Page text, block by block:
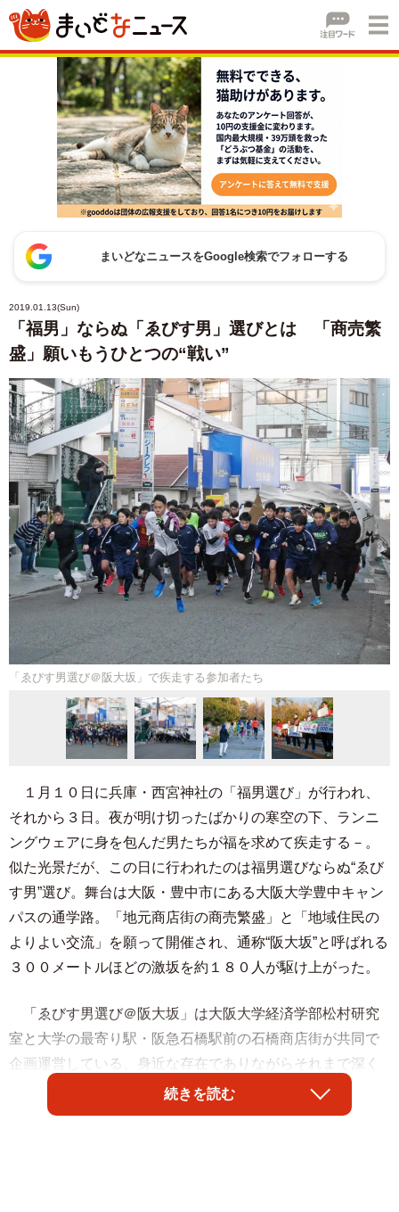
まいどなニュースをGoogle検索でフォローする
2019.01.13(Sun)
「福男」ならぬ「ゑびす男」選びとは 「商売繁
盛」願いもうひとつの“戦い”
「ゑびす男選び＠阪大坂」で疾走する参加者たち
１月１０日に兵庫・西宮神社の「福男選び」が行われ、
それから３日。夜が明け切ったばかりの寒空の下、ランニ
ングウェアに身を包んだ男たちが福を求めて疾走する－。
似た光景だが、この日に行われたのは福男選びならぬ“ゑび
す男”選び。舞台は大阪・豊中市にある大阪大学豊中キャン
パスの通学路。「地元商店街の商売繁盛」と「地域住民の
よりよい交流」を願って開催され、通称“阪大坂”と呼ばれる
３００メートルほどの激坂を約１８０人が駆け上がった。
「ゑびす男選び＠阪大坂」は大阪大学経済学部松村研究
室と大学の最寄り駅・阪急石橋駅前の石橋商店街が共同で
企画運営している。身近な存在でありながらそれまで深く
かかわることのなかった大学と地域が、お互いの魅力を再
発見し、繋がりを深めようと２００７年にスタートした。
続きを読む